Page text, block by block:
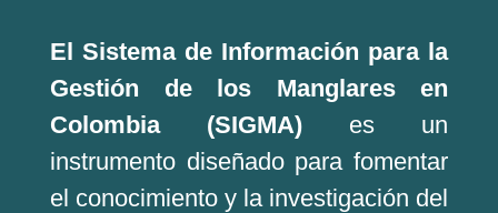
El Sistema de Información para la
Gestión de los Manglares en
Colombia (SIGMA) es un
instrumento diseñado para fomentar
el conocimiento y la investigación del